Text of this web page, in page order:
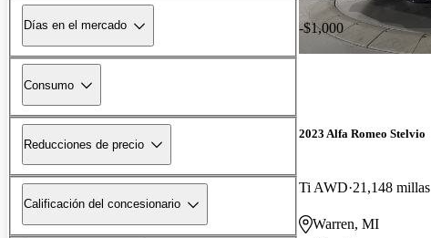
Días en el mercado
Consumo
Reducciones de precio
Calificación del concesionario
-$1,000
2023 Alfa Romeo Stelvio
Ti AWD 21,148 millas
Warren, MI